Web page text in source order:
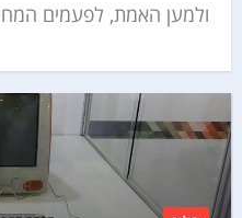
ולמען האמת, לפעמים